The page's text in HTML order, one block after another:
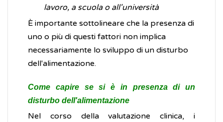
lavoro, a scuola o all'università
È importante sottolineare che la presenza di
uno o più di questi fattori non implica
necessariamente lo sviluppo di un disturbo
dell'alimentazione.
Come capire se si è in presenza di un
disturbo dell'alimentazione
Nel corso della valutazione clinica, i